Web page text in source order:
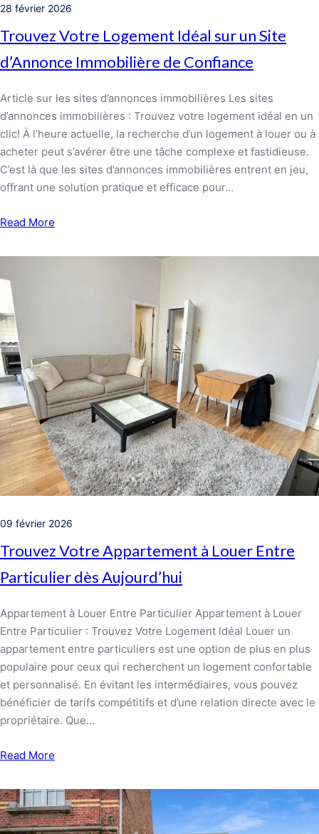
28 février 2026
Trouvez Votre Logement Idéal sur un Site
d’Annonce Immobilière de Confiance
Article sur les sites d’annonces immobilières Les sites
d’annonces immobilières : Trouvez votre logement idéal en un
clic! À l’heure actuelle, la recherche d’un logement à louer ou à
acheter peut s’avérer être une tâche complexe et fastidieuse.
C’est là que les sites d’annonces immobilières entrent en jeu,
offrant une solution pratique et efficace pour…
Read More
09 février 2026
Trouvez Votre Appartement à Louer Entre
Particulier dès Aujourd’hui
Appartement à Louer Entre Particulier Appartement à Louer
Entre Particulier : Trouvez Votre Logement Idéal Louer un
appartement entre particuliers est une option de plus en plus
populaire pour ceux qui recherchent un logement confortable
et personnalisé. En évitant les intermédiaires, vous pouvez
bénéficier de tarifs compétitifs et d’une relation directe avec le
propriétaire. Que…
Read More